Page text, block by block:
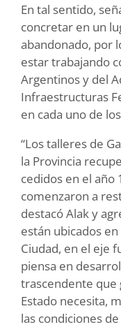
En tal sentido,
concretar en un
abandonado, por
estar trabajando
Argentinos y del
Infraestructuras
en cada uno de
“Los talleres de
la Provincia
cedidos en el año
comenzaron a
destacó Alak y
están ubicados
Ciudad, en el eje
piensa en
trascendente que
Estado necesita,
las condiciones